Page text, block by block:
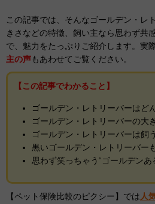
この記事では、そんなゴールデン・レ
きさなどの特徴、飼い主なら思わず共
で、魅力をたっぷりご紹介します。実
主の声もあわせてご覧ください。
【この記事でわかること】
ゴールデン・レトリーバーはど
ゴールデン・レトリーバーの大
ゴールデン・レトリーバーは飼
黒いゴールデン・レトリーバー
思わず笑っちゃう“ゴールデンあ
【ペット保険比較のピクシー】では人